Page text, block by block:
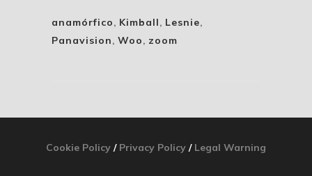
anamórfico, Kimball, Lesnie,
Panavision, Woo, zoom
Cookie Policy / Privacy Policy / Legal Warning